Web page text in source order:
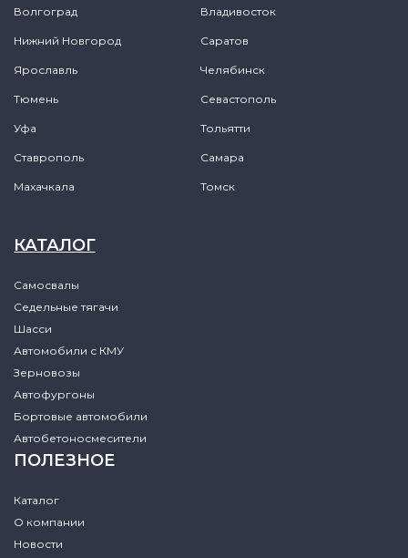
Волгоград Владивосток
Нижний Новгород Саратов
Ярославль Челябинск
Тюмень Севастополь
Уфа Тольятти
Ставрополь Самара
Махачкала Томск
КАТАЛОГ
Самосвалы
Седельные тягачи
Шасси
Автомобили с КМУ
Зерновозы
Автофургоны
Бортовые автомобили
Автобетоносмесители
ПОЛЕЗНОЕ
Каталог
О компании
Новости